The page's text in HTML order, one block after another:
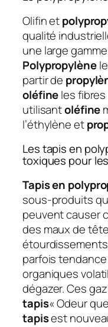
Olifin et
qualité
une large
Polypropylène
partir de
oléfineles
utilisantoléfine
l’éthylène et
Les tapis en
toxiques pour
Tapis en
sous-produits
peuvent causer
des maux de
parfois
organiques
dégazer. Ces
tapis« Odeur
tapisest